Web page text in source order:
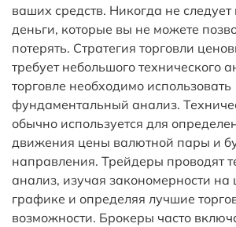
ваших средств. Никогда не следует
деньги, которые вы не можете
потерять. Стратегия торговли
требует небольшого технического
торговле необходимо использовать
фундаментальный анализ.
обычно используется для
движения цены валютной пары и
направления. Трейдеры проводят
анализ, изучая закономерности на
графике и определяя лучшие
возможности. Брокеры часто